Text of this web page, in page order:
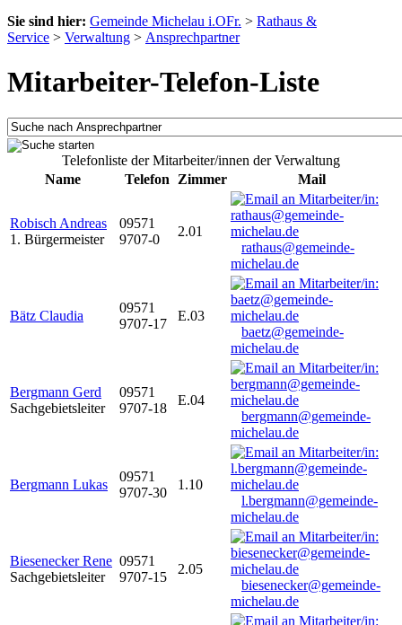
Sie sind hier: Gemeinde Michelau i.OFr. > Rathaus &
Service > Verwaltung > Ansprechpartner
Mitarbeiter-Telefon-Liste
Telefonliste der Mitarbeiter/innen der Verwaltung
Name
Telefon Zimmer Mail
Robisch Andreas
1. Bürgermeister
09571
9707-0
2.01
rathaus@gemeinde-
michelau.de
Bätz Claudia
09571
9707-17
E.03
baetz@gemeinde-
michelau.de
Bergmann Gerd
Sachgebietsleiter
09571
9707-18
E.04
bergmann@gemeinde-
michelau.de
Bergmann Lukas
09571
9707-30
1.10
l.bergmann@gemeinde-
michelau.de
Biesenecker Rene
Sachgebietsleiter
09571
9707-15
2.05
biesenecker@gemeinde-
michelau.de